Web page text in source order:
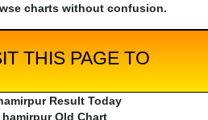
charts without confusion.
THIS PAGE TO
Result Today
hamirpur Old Chart